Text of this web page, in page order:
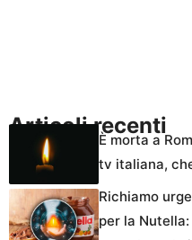
Articoli recenti
È morta a
tv italiana,
Richiamo
per la Nutella: